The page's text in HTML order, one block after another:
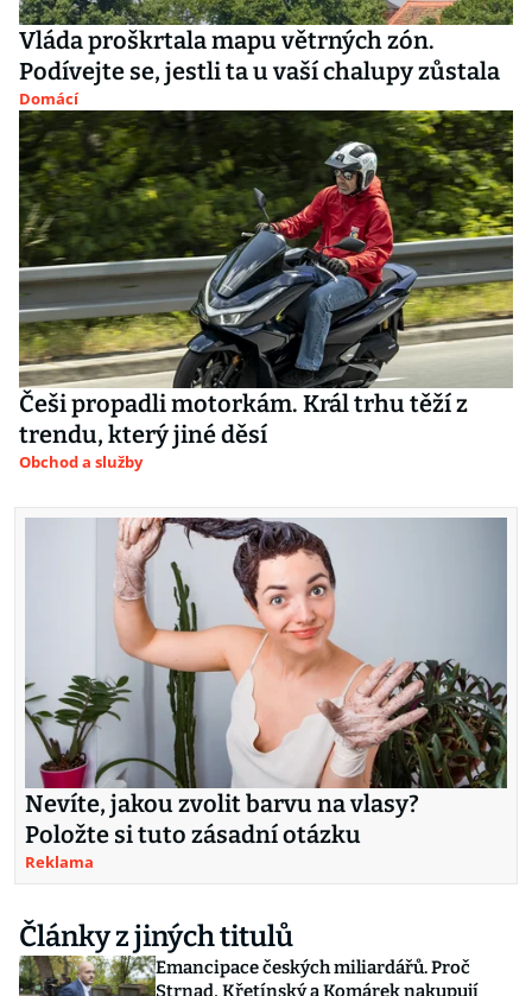
Vláda proškrtala mapu větrných zón.
Podívejte se, jestli ta u vaší chalupy zůstala
Domácí
Češi propadli motorkám. Král trhu těží z
trendu, který jiné děsí
Obchod a služby
Nevíte, jakou zvolit barvu na vlasy?
Položte si tuto zásadní otázku
Reklama
Články z jiných titulů
Emancipace českých miliardářů. Proč
Strnad, Křetínský a Komárek nakupují